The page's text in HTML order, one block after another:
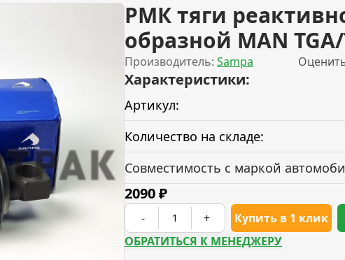
РМК тяги
образной MAN TGA/
Производитель: Sampa
Характеристики:
Артикул:
Количество на складе:
Совместимость с маркой
2090₽
- + Купить в 1 клик
ОБРАТИТЬСЯ К МЕНЕДЖЕРУ